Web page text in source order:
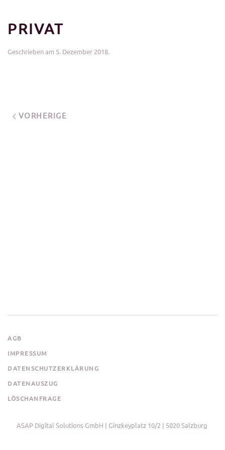
PRIVAT
Geschrieben am 5. Dezember 2018.
VORHERIGE
AGB
IMPRESSUM
DATENSCHUTZERKLÄRUNG
DATENAUSZUG
LÖSCHANFRAGE
ASAP Digital Solutions GmbH | Ginzkeyplatz 10/2 | 5020 Salzburg